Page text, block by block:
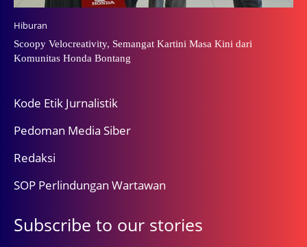
Hiburan
Scoopy Velocreativity, Semangat Kartini Masa Kini dari
Komunitas Honda Bontang
Kode Etik Jurnalistik
Pedoman Media Siber
Redaksi
SOP Perlindungan Wartawan
Subscribe to our stories